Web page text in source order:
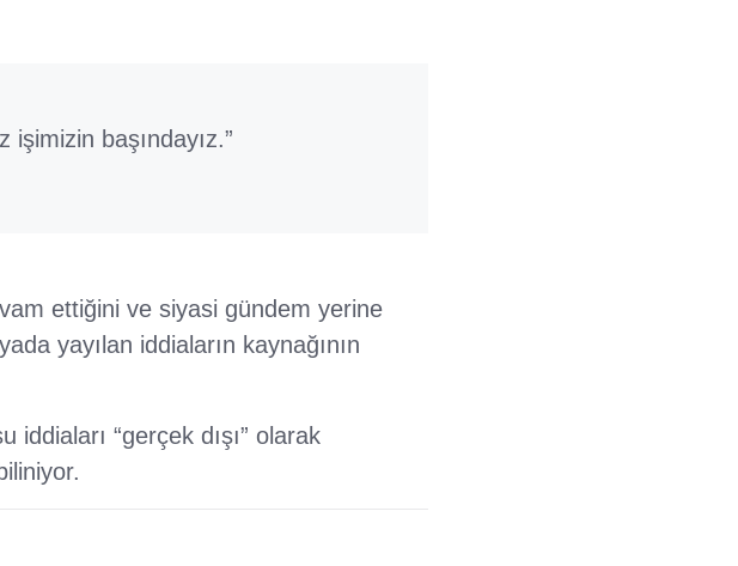
işimizin başındayız.”
ettiğini ve siyasi gündem yerine
yayılan iddiaların kaynağının
“gerçek dışı” olarak